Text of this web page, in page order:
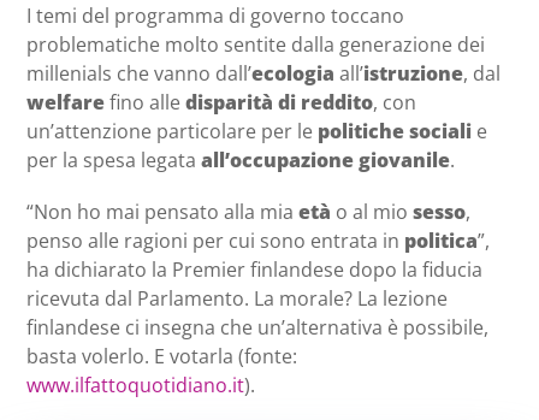
I temi del programma di governo toccano
problematiche molto sentite dalla generazione dei
millenials che vanno dall’ecologia all’istruzione, dal
welfarefino alledisparità di reddito, con
un’attenzione particolare per le politiche sociali e
per la spesa legataall’occupazione giovanile.
“Non ho mai pensato alla miaetà o al mio sesso,
penso alle ragioni per cui sono entrata in politica”,
ha dichiarato la Premier finlandese dopo la fiducia
ricevuta dal Parlamento. La morale? La lezione
finlandese ci insegna che un’alternativa è possibile,
basta volerlo. E votarla (fonte:
www.ilfattoquotidiano.it).